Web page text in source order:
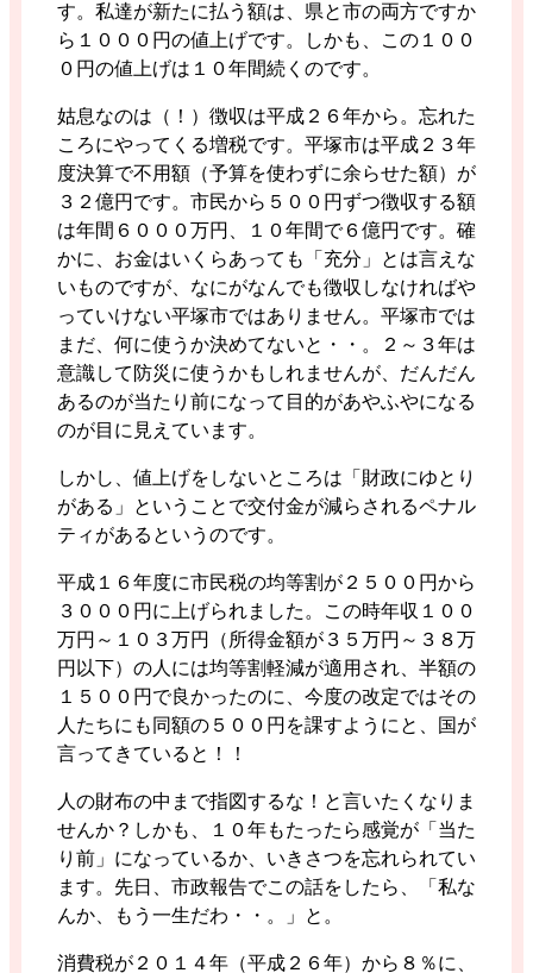
す。私達が新たに払う額は、県と市の両方ですか
ら１０００円の値上げです。しかも、この１００
０円の値上げは１０年間続くのです。
姑息なのは（！）徴収は平成２６年から。忘れた
ころにやってくる増税です。平塚市は平成２３年
度決算で不用額（予算を使わずに余らせた額）が
３２億円です。市民から５００円ずつ徴収する額
は年間６０００万円、１０年間で６億円です。確
かに、お金はいくらあっても「充分」とは言えな
いものですが、なにがなんでも徴収しなければや
っていけない平塚市ではありません。平塚市では
まだ、何に使うか決めてないと・・。２～３年は
意識して防災に使うかもしれませんが、だんだん
あるのが当たり前になって目的があやふやになる
のが目に見えています。
しかし、値上げをしないところは「財政にゆとり
がある」ということで交付金が減らされるペナル
ティがあるというのです。
平成１６年度に市民税の均等割が２５００円から
３０００円に上げられました。この時年収１００
万円～１０３万円（所得金額が３５万円～３８万
円以下）の人には均等割軽減が適用され、半額の
１５００円で良かったのに、今度の改定ではその
人たちにも同額の５００円を課すようにと、国が
言ってきていると！！
人の財布の中まで指図するな！と言いたくなりま
せんか？しかも、１０年もたったら感覚が「当た
り前」になっているか、いきさつを忘れられてい
ます。先日、市政報告でこの話をしたら、「私な
んか、もう一生だわ・・。」と。
消費税が２０１４年（平成２６年）から８％に、